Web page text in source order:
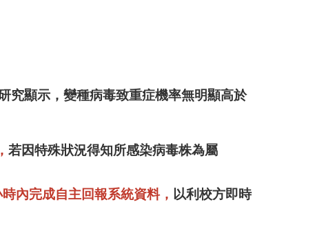
究顯示，變種病毒致重症機率無明顯高於
若因特殊狀況得知所感染病毒株為屬
內完成自主回報系統資料， 以利校方即時